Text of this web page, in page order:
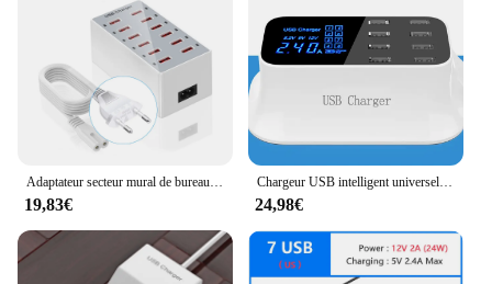
Adaptateur secteur mural de bureau EU US UK AU, station de chargeur USB S6 pour téléphone portable, iPad, Macbook, ordinateur portable, 5V, graphite A, 12 ports, prise multiple
19,83€
Chargeur USB intelligent universel Hub 8 Ports, Station d'accueil affichage Led, téléphone portable, tablette, chargeur de bureau, adaptateur d'alimentation, bande de prise
24,98€